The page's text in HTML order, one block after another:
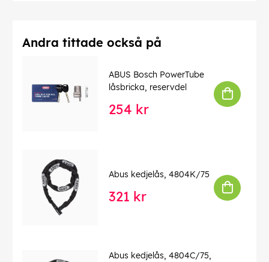
Andra tittade också på
ABUS Bosch PowerTube
låsbricka, reservdel
254 kr
Abus kedjelås, 4804K/75
321 kr
Abus kedjelås, 4804C/75,